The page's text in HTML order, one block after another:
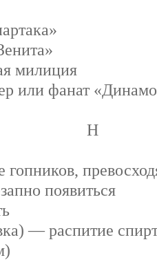
милиция
или фанат
Н
появиться
— распитие